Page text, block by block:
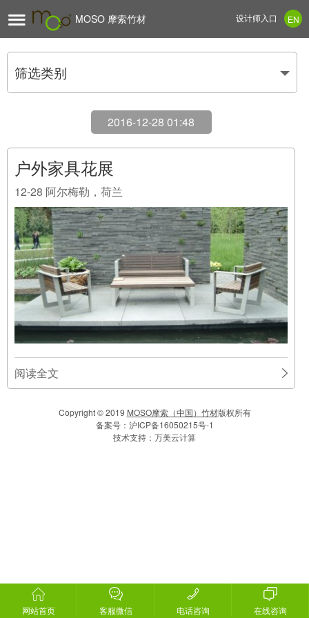
 MOSO 摩索竹材 EN
设计师入口
筛选类别
2016-12-28 01:48
户外家具花展
12-28 阿尔梅勒，荷兰
阅读全文
网站首页 客服微信 电话咨询 在线咨询
Copyright © 2019 MOSO摩索（中国）竹材版权所有
备案号： 沪ICP备16050215号-1
技术支持： 万美云计算